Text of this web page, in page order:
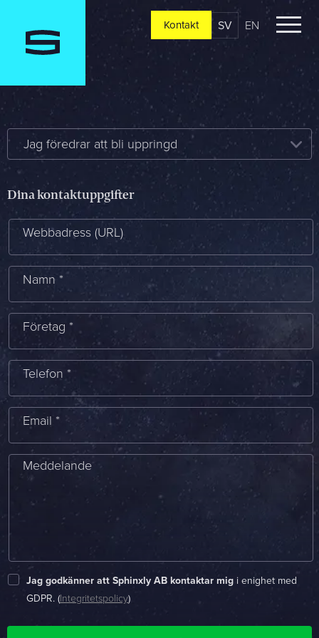
Kontakt
Berätta om er verksamhet, er vision och ert nuläge. Vi
återkommer oftast redan samma dag
Jag är...
Jag vill...
Mitt största problem är...
Namn *
Företag *
E-post *
Telefon *
mig. (integritetspolicy)
Skicka meddelande
Kontakt SV EN
Jag föredrar att bli uppringd
Dina kontaktuppgifter
Webbadress (URL)
Namn *
Företag *
Telefon *
Email *
Meddelande
Jag godkänner att Sphinxly AB kontaktar mig i enighet med
GDPR. (Integritetspolicy)